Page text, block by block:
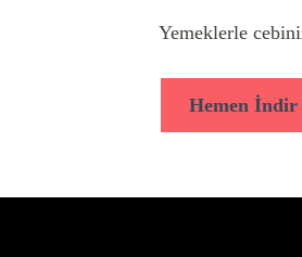
Yemeklerle
Hemen İndir